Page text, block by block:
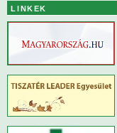
LINKEK